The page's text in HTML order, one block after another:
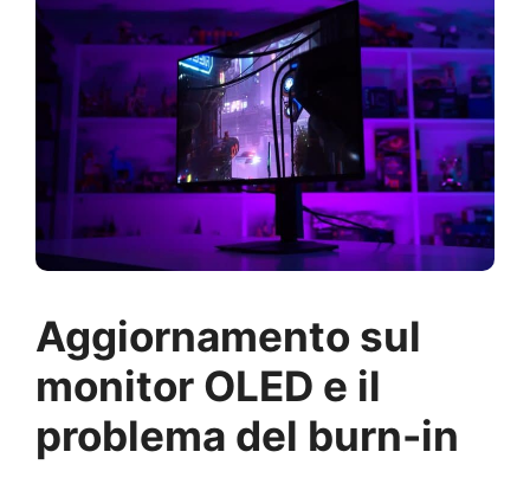
Aggiornamento sul
monitor OLED e il
problema del burn-in